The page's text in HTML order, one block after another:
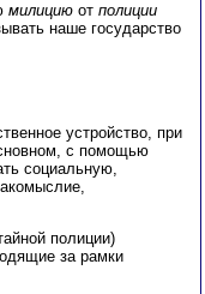
милицию от полиции
наше государство
устройство, при
с помощью
социальную,
полиции)
за рамки